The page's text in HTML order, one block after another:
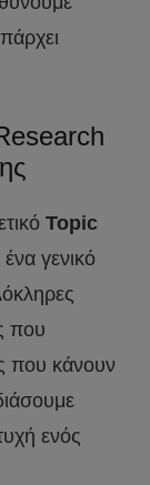
Topic
γενικό
που
που κάνουν
ενός